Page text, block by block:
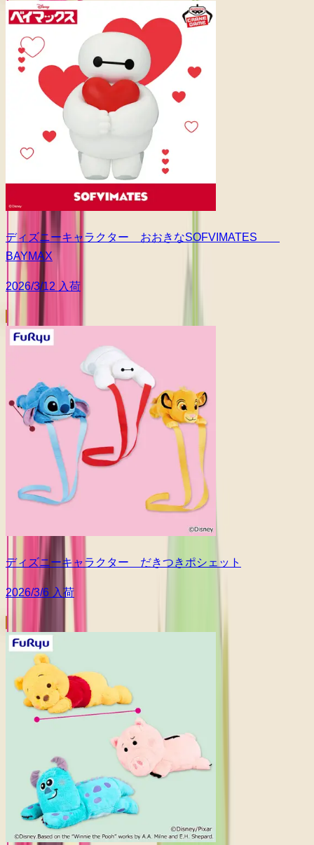
ディズニーキャラクター おおきなSOFVIMATES
BAYMAX
2026/3/12 入荷
ディズニーキャラクター だきつきポシェット
2026/3/6 入荷